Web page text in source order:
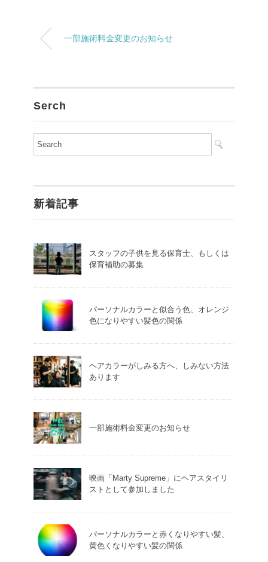
一部施術料金変更のお知らせ
Serch
新着記事
スタッフの子供を見る保育士、もしくは
保育補助の募集
パーソナルカラーと似合う色、オレンジ
色になりやすい髪色の関係
ヘアカラーがしみる方へ、しみない方法
あります
一部施術料金変更のお知らせ
映画「Marty Supreme」にヘアスタイリ
ストとして参加しました
パーソナルカラーと赤くなりやすい髪、
黄色くなりやすい髪の関係